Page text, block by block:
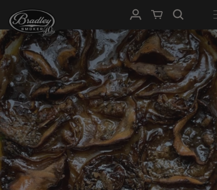
NAAR DE
CONTENT
InloggenWinkelwagen